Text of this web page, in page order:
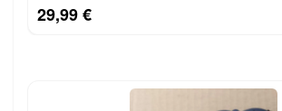
29,99 €